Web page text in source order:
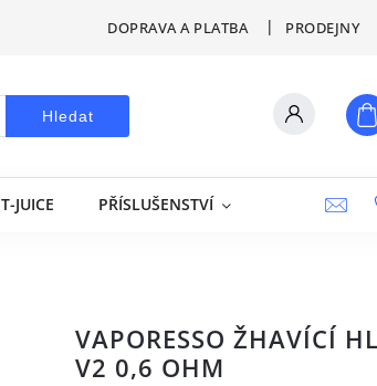
DOPRAVA A PLATBA PRODEJNY
Hledat
T-JUICE PŘÍSLUŠENSTVÍ VÝPRODEJ
VAPORESSO ŽHAVÍCÍ
V2 0,6 OHM